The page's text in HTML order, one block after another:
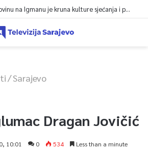
Okić: Dova za domovinu na Igmanu je kruna kulture sjećanja i poruka jedinstva
/Sarajevo
Dragan Jovičić
10:01 0 534 Less than a minute